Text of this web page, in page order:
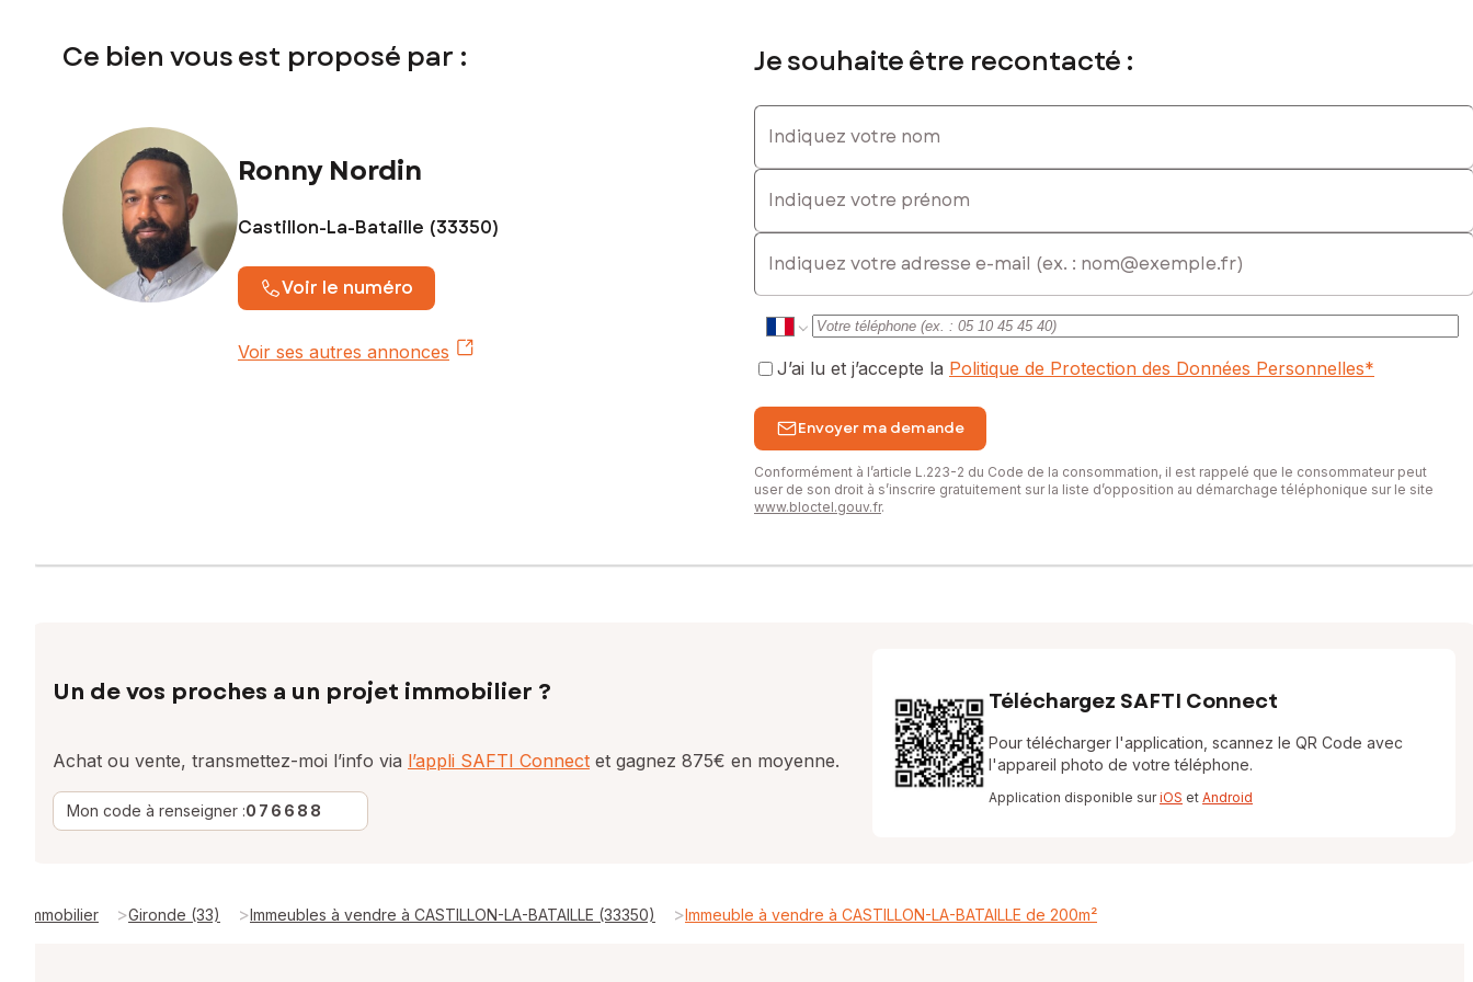
Ce bien vous est proposé par :
Ronny Nordin
Castillon-La-Bataille (33350)
Voir le numéro
Voir ses autres annonces
Je souhaite être recontacté :
Indiquez votre nom
Indiquez votre prénom
E-mail
J’ai lu et j’accepte la Politique de Protection des Données Personnelles*
Envoyer ma demande
Conformément à l’article L.223-2 du Code de la consommation, il est rappelé que le consommateur peut
user de son droit à s’inscrire gratuitement sur la liste d’opposition au démarchage téléphonique sur le site
www.bloctel.gouv.fr.
Un de vos proches a un projet immobilier ?
Achat ou vente, transmettez-moi l’info via l’appli SAFTI Connect et gagnez 875€ en moyenne.
Mon code à renseigner :076688
Téléchargez SAFTI Connect
Pour télécharger l'application, scannez le QR Code avec
l'appareil photo de votre téléphone.
Application disponible suriOS et Android
Immobilier >Gironde (33) >Immeubles à vendre à CASTILLON-LA-BATAILLE (33350) >Immeuble à vendre à CASTILLON-LA-BATAILLE de 200m²